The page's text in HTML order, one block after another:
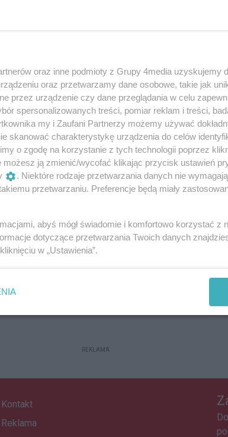
REKLAMA
Kontakt
Reklama
oraz inne podmioty z Grupy 4media uzyskujemy
oraz przetwarzamy dane osobowe, takie jak
przez urządzenie czy dane przeglądania w celu
spersonalizowanych treści, pomiar reklam i treści,
my i Zaufani Partnerzy możemy używać
skanować charakterystykę urządzenia do celów
o zgodę na korzystanie z tych technologii poprzez
możesz ją zmienić/wycofać klikając przycisk ustawień
. Niektóre rodzaje przetwarzania danych nie
przetwarzaniu. Preferencje będą miały
abyś mógł świadomie i komfortowo korzystać z
dotyczące przetwarzania Twoich danych
w „Ustawienia”.